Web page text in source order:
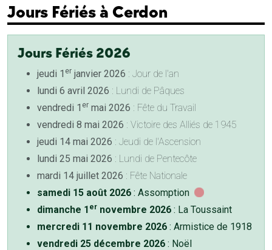
Jours Fériés à Cerdon
Jours Fériés 2026
jeudi 1 er janvier 2026 : Jour de l'an
lundi 6 avril 2026 : Lundi de Pâques
vendredi 1 er mai 2026 : Fête du Travail
vendredi 8 mai 2026 : Victoire des Alliés de 1945
jeudi 14 mai 2026 : Jeudi de l'Ascension
lundi 25 mai 2026 : Lundi de Pentecôte
mardi 14 juillet 2026 : Fête Nationale
samedi 15 août 2026 : Assomption
dimanche 1 er novembre 2026 : La Toussaint
mercredi 11 novembre 2026 : Armistice de 1918
vendredi 25 décembre 2026 : Noël